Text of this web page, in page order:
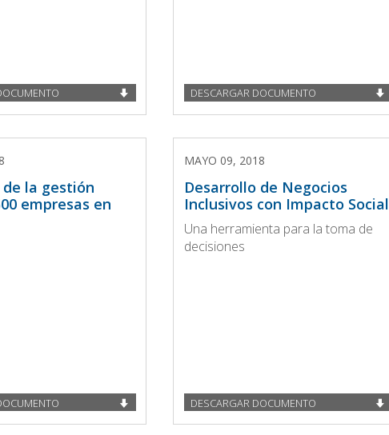
DESCARGAR DOCUMENTO
de la gestión
empresas en
MAYO 09, 2018
Desarrollo de Negocios
Inclusivos con Impacto Social
Una herramienta para la toma de
decisiones
DESCARGAR DOCUMENTO